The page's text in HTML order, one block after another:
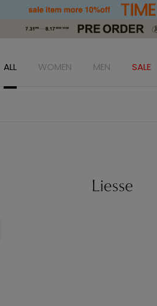
ALL WOMEN MEN SALE